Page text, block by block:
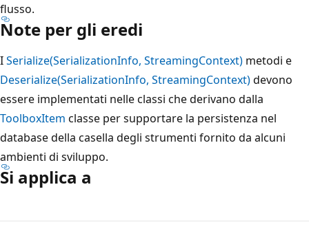
flusso.
Note per gli eredi
ISerialize(SerializationInfo, StreamingContext) metodi e
Deserialize(SerializationInfo, StreamingContext)devono
essere implementati nelle classi che derivano dalla
ToolboxItem classe per supportare la persistenza nel
database della casella degli strumenti fornito da alcuni
ambienti di sviluppo.
Si applica a
di